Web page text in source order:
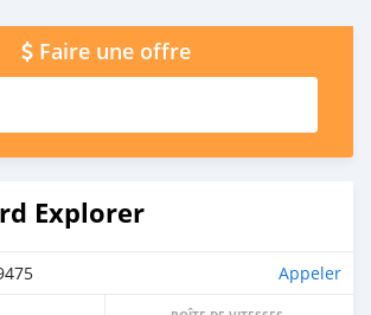
Faire une offre
Explorer
Appeler